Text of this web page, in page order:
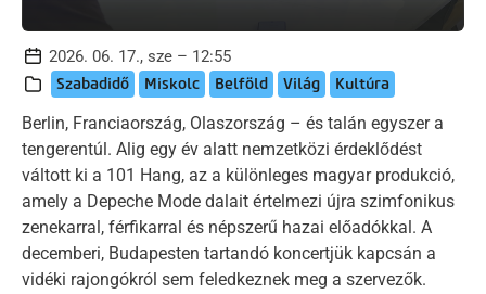
2026. 06. 17., sze – 12:55
Szabadidő Miskolc Belföld Világ Kultúra
Berlin, Franciaország, Olaszország – és talán egyszer a
tengerentúl. Alig egy év alatt nemzetközi érdeklődést
váltott ki a 101 Hang, az a különleges magyar produkció,
amely a Depeche Mode dalait értelmezi újra szimfonikus
zenekarral, férfikarral és népszerű hazai előadókkal. A
decemberi, Budapesten tartandó koncertjük kapcsán a
vidéki rajongókról sem feledkeznek meg a szervezők.